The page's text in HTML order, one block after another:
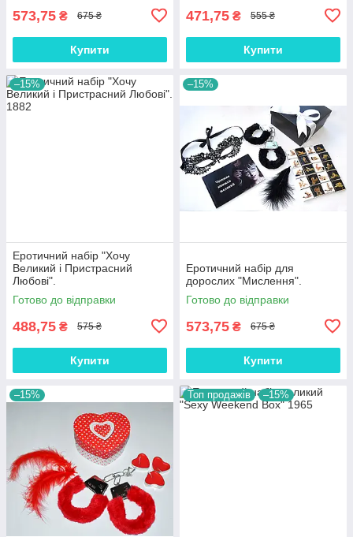
573,75 ₴ 675 ₴
Купити
471,75 ₴ 555 ₴
Купити
–15%
Еротичний набір "Хочу
Великий і Пристрасний
Любові".
Готово до відправки
488,75 ₴ 575 ₴
Купити
–15%
Еротичний набір для
дорослих "Мислення".
Готово до відправки
573,75 ₴ 675 ₴
Купити
–15% Топ продажів –15%